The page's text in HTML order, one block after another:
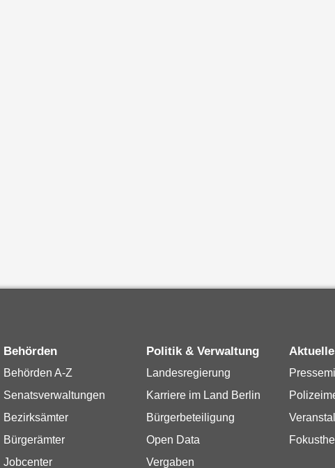
Behörden
Behörden A-Z
Senatsverwaltungen
Bezirksämter
Bürgerämter
Jobcenter
Politik & Verwaltung
Landesregierung
Karriere im Land Berlin
Bürgerbeteiligung
Open Data
Vergaben